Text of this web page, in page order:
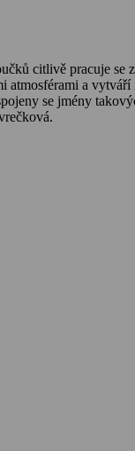
citlivě pracuje se
a vytváří
se jmény